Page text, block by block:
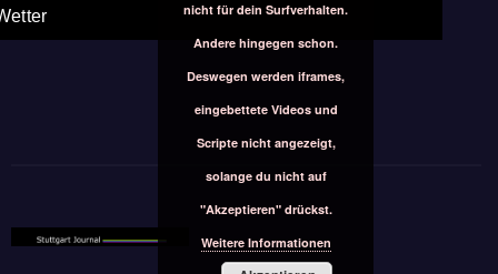
nicht für dein Surfverhalten.
Andere hingegen schon.
Deswegen werden iframes,
eingebettete Videos und
Scripte nicht angezeigt,
solange du nicht auf
"Akzeptieren" drückst.
Weitere Informationen